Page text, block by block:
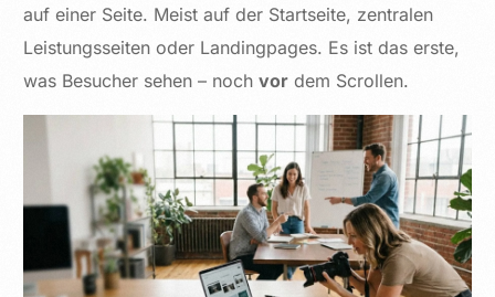
auf einer Seite. Meist auf der Startseite, zentralen
Leistungsseiten oder Landingpages. Es ist das erste,
was Besucher sehen – nochvor dem Scrollen.